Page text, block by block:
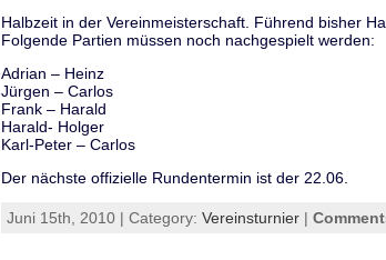
Halbzeit in der Vereinmeisterschaft. Führend bisher
Folgende Partien müssen noch nachgespielt werden:
Adrian – Heinz
Jürgen – Carlos
Frank – Harald
Harald- Holger
Karl-Peter – Carlos
Der nächste offizielle Rundentermin ist der 22.06.
Juni 15th, 2010 | Category: Vereinsturnier |